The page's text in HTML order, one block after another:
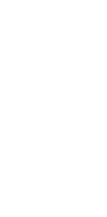
。また機会ありまし
いました🙇‍♀️
がとうございます。 品
す🥰 また機会があり